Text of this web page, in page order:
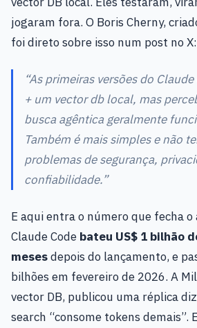
jogaram fora. O Boris Cherny,
foi direto sobre isso num post no X:
“As primeiras versões do
+ um vector db local, mas
busca agêntica geralmente
Também é mais simples e não
problemas de segurança,
confiabilidade.”
E aqui entra o número que fecha
Claude Code bateu US$ 1 bilhão
mesesdepois do lançamento, e
bilhões em fevereiro de 2026. A
vector DB, publicou uma réplica
search “consome tokens demais”.